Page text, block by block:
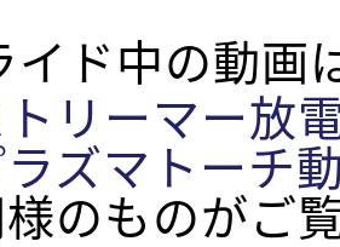
イド中の動画
トリーマー放
ラズマトーチ
のものがご